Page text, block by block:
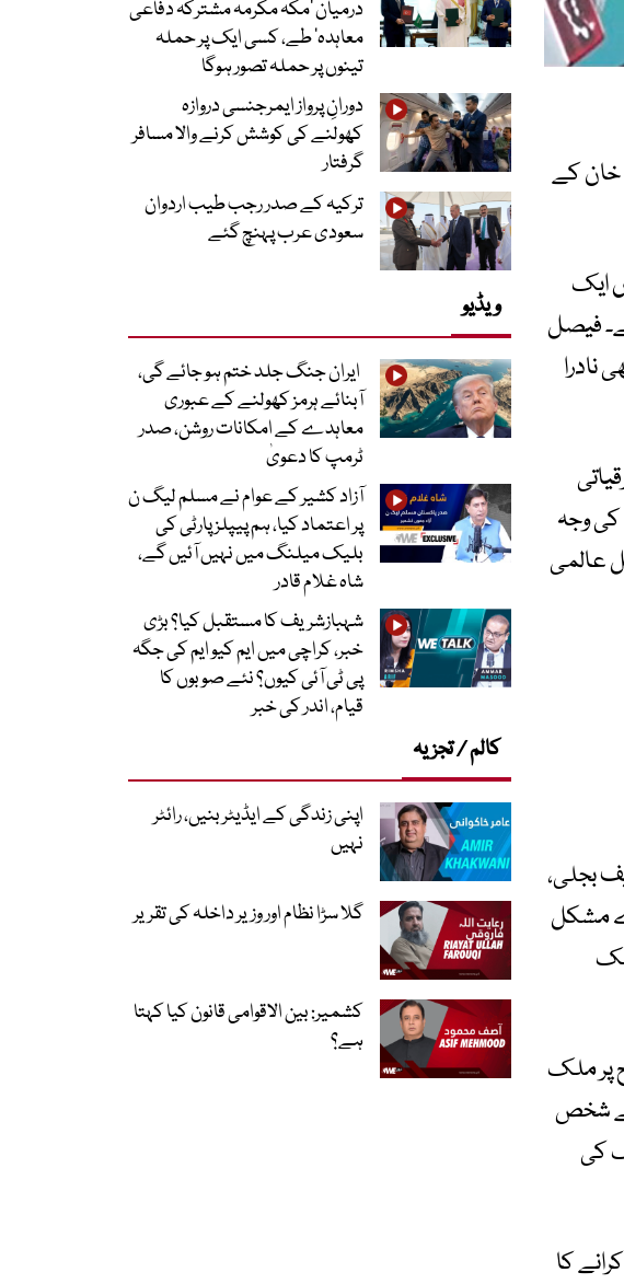
خان کے
ایک
فیصل
بھی نادرا
وجہ
عالمی
بجلی،
مشکل
پر ملک
شخص
کی
کا
درمیان ’مکہ مکرمہ مشترکہ دفاعی
معاہدہ‘ طے، کسی ایک پر حملہ
تینوں پر حملہ تصور ہوگا
دورانِ پرواز ایمرجنسی دروازہ
کھولنے کی کوشش کرنے والا مسافر
گرفتار
ترکیہ کے صدر رجب طیب اردوان
سعودی عرب پہنچ گئے
ویڈیو
ایران جنگ جلد ختم ہو جائے گی،
آبنائے ہرمز کھولنے کے عبوری
معاہدے کے امکانات روشن، صدر
ٹرمپ کا دعویٰ
آزاد کشیر کے عوام نے مسلم لیگ ن
پر اعتماد کیا، ہم پیپلز پارٹی کی
بلیک میلنگ میں نہیں آئیں گے،
شاہ غلام قادر
شہبازشریف کا مستقبل کیا؟ بڑی
خبر، کراچی میں ایم کیو ایم کی جگہ
پی ٹی آئی کیوں؟ نئے صوبوں کا
قیام، اندر کی خبر
کالم / تجزیہ
اپنی زندگی کے ایڈیٹر بنیں، رائٹر
نہیں
گلا سڑا نظام اور وزیر داخلہ کی تقریر
کشمیر: بین الاقوامی قانون کیا کہتا
ہے؟